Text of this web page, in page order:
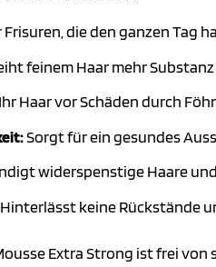
die den ganzen Tag
feinem Haar mehr
Haar vor Schäden durch
Sorgt für ein gesundes
widerspenstige Haare
keine Rückstände
Extra Strong ist frei